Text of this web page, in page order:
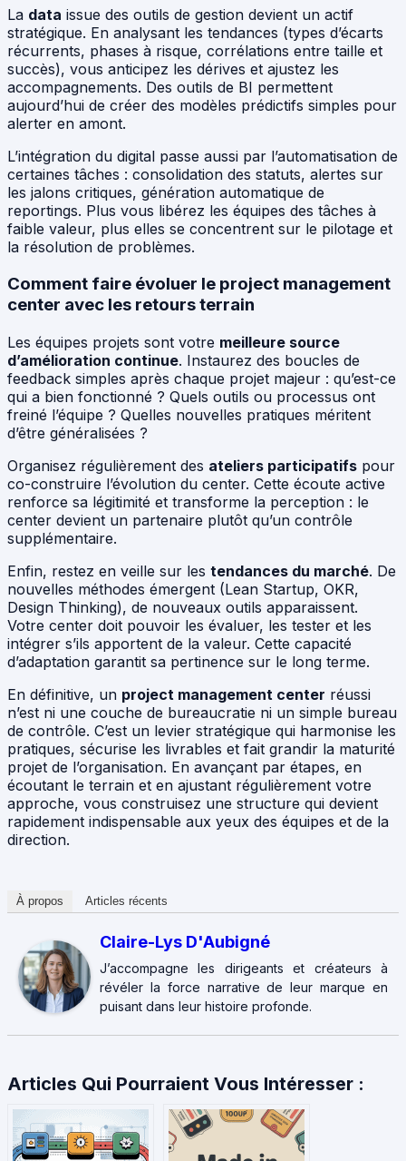
La data issue des outils de gestion devient un actif
stratégique. En analysant les tendances (types d’écarts
récurrents, phases à risque, corrélations entre taille et
succès), vous anticipez les dérives et ajustez les
accompagnements. Des outils de BI permettent
aujourd’hui de créer des modèles prédictifs simples pour
alerter en amont.
L’intégration du digital passe aussi par l’automatisation de
certaines tâches : consolidation des statuts, alertes sur
les jalons critiques, génération automatique de
reportings. Plus vous libérez les équipes des tâches à
faible valeur, plus elles se concentrent sur le pilotage et
la résolution de problèmes.
Comment faire évoluer le project management
center avec les retours terrain
Les équipes projets sont votre meilleure source
d’amélioration continue. Instaurez des boucles de
feedback simples après chaque projet majeur : qu’est-ce
qui a bien fonctionné ? Quels outils ou processus ont
freiné l’équipe ? Quelles nouvelles pratiques méritent
d’être généralisées ?
Organisez régulièrement des ateliers participatifs pour
co-construire l’évolution du center. Cette écoute active
renforce sa légitimité et transforme la perception : le
center devient un partenaire plutôt qu’un contrôle
supplémentaire.
Enfin, restez en veille sur les tendances du marché. De
nouvelles méthodes émergent (Lean Startup, OKR,
Design Thinking), de nouveaux outils apparaissent.
Votre center doit pouvoir les évaluer, les tester et les
intégrer s’ils apportent de la valeur. Cette capacité
d’adaptation garantit sa pertinence sur le long terme.
En définitive, un project management center réussi
n’est ni une couche de bureaucratie ni un simple bureau
de contrôle. C’est un levier stratégique qui harmonise les
pratiques, sécurise les livrables et fait grandir la maturité
projet de l’organisation. En avançant par étapes, en
écoutant le terrain et en ajustant régulièrement votre
approche, vous construisez une structure qui devient
rapidement indispensable aux yeux des équipes et de la
direction.
À propos Articles récents
Claire-Lys D'Aubigné
J’accompagne les dirigeants et créateurs à
révéler la force narrative de leur marque en
puisant dans leur histoire profonde.
Articles Qui Pourraient Vous Intéresser :